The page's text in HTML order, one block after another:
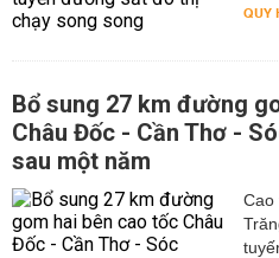
QUY
Bổ sung 27 km đường
Châu Đốc - Cần Thơ -
sau một năm
Cao